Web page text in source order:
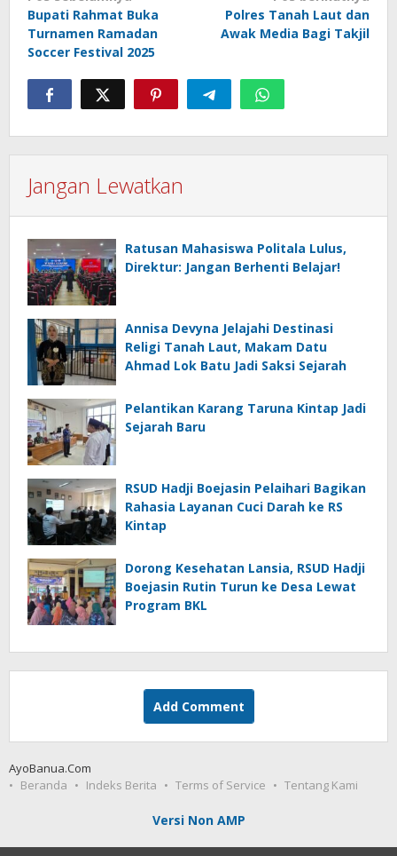
pos
Bupati Rahmat Buka
Turnamen Ramadan
Soccer Festival 2025
Polres Tanah Laut dan
Awak Media Bagi Takjil
Jangan Lewatkan
Ratusan Mahasiswa Politala Lulus,
Direktur: Jangan Berhenti Belajar!
Annisa Devyna Jelajahi Destinasi
Religi Tanah Laut, Makam Datu
Ahmad Lok Batu Jadi Saksi Sejarah
Pelantikan Karang Taruna Kintap Jadi
Sejarah Baru
RSUD Hadji Boejasin Pelaihari Bagikan
Rahasia Layanan Cuci Darah ke RS
Kintap
Dorong Kesehatan Lansia, RSUD Hadji
Boejasin Rutin Turun ke Desa Lewat
Program BKL
Add Comment
AyoBanua.Com
Beranda
Indeks Berita Terms of Service Tentang Kami
Versi Non AMP